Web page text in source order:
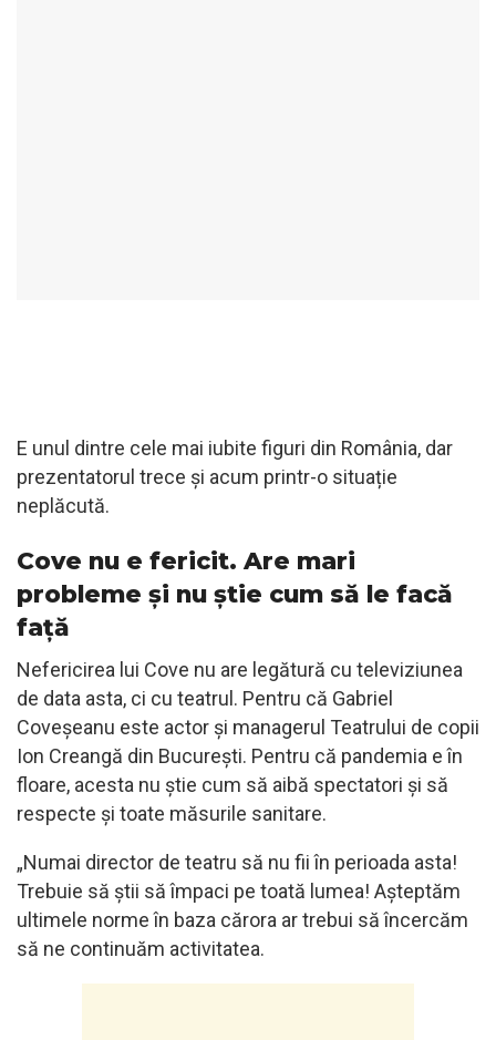
E unul dintre cele mai iubite figuri din România, dar
prezentatorul trece și acum printr-o situație
neplăcută.
Cove nu e fericit. Are mari
probleme și nu știe cum să le facă
față
Nefericirea lui Cove nu are legătură cu televiziunea
de data asta, ci cu teatrul. Pentru că Gabriel
Coveșeanu este actor și managerul Teatrului de copii
Ion Creangă din București. Pentru că pandemia e în
floare, acesta nu știe cum să aibă spectatori și să
respecte și toate măsurile sanitare.
„Numai director de teatru să nu fii în perioada asta!
Trebuie să știi să împaci pe toată lumea! Așteptăm
ultimele norme în baza cărora ar trebui să încercăm
să ne continuăm activitatea.